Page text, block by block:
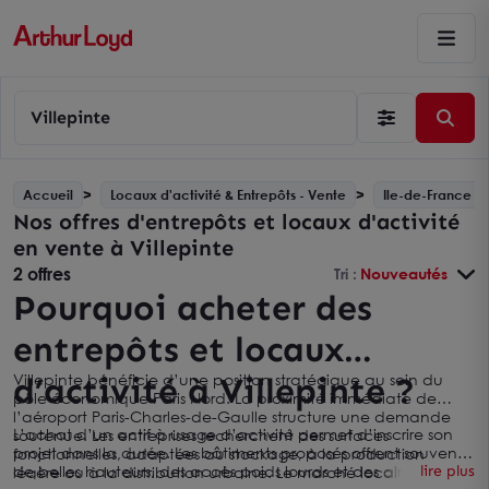
Villepinte
Accueil Locaux d'activité & Entrepôts - Vente Ile-de-France
Nos offres d'entrepôts et locaux d'activité
en vente à Villepinte
2 offres Tri : Nouveautés
Pourquoi acheter des
entrepôts et locaux
d’activité à Villepinte ?
Villepinte bénéficie d’une position stratégique au sein du
pôle économique Paris Nord. La proximité immédiate de
l’aéroport Paris-Charles-de-Gaulle structure une demande
soutenue. Les entreprises recherchent des surfaces
fonctionnelles, adaptées au stockage, à la production
légère ou à la distribution urbaine. Le marché local se
L’achat d’un actif à usage d’activité permet d’inscrire son
projet dans la durée. Les bâtiments proposés offrent souvent
de belles hauteurs, des accès poids lourds et des aires delire plus